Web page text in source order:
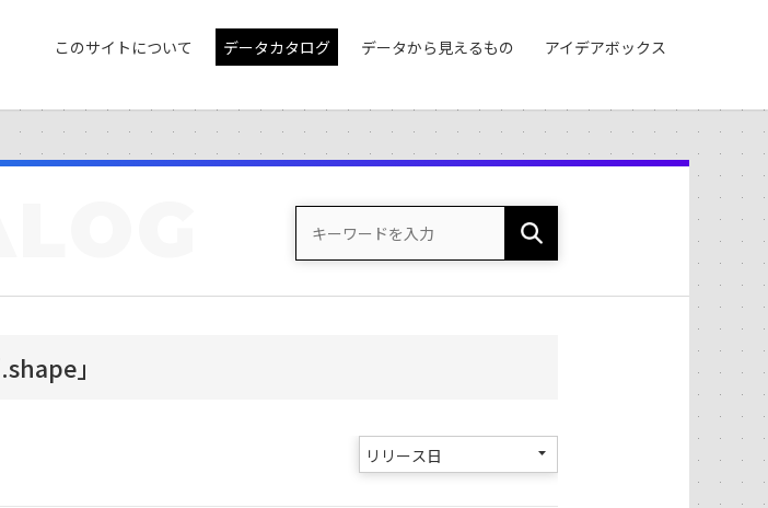
このサイトについて データカタログ データから見えるもの アイデアボックス
」